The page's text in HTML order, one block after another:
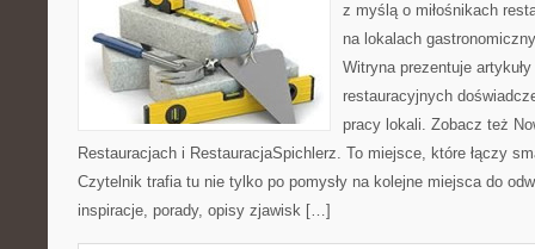
z myślą o miłośnikach
na lokalach
Witryna prezentuje
restauracyjnych
pracy lokali. Zobacz też
Restauracjach i RestauracjaSpichlerz. To miejsce, które łączy
Czytelnik trafia tu nie tylko po pomysły na kolejne miejsca do
inspiracje, porady, opisy zjawisk […]